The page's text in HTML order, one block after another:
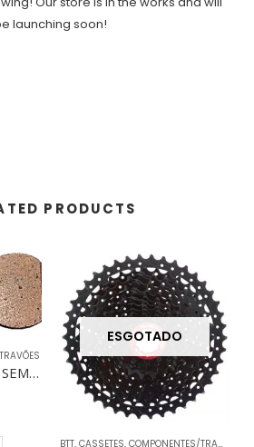
launching soon!
PRODUCTS
TRAVÕES
PASTILHAS TRAVAO SEMI-METAL MAGURA JULIE
ESGOTADO
BTT, CASSETES, COMPONENTES/TRANSMISSÃO